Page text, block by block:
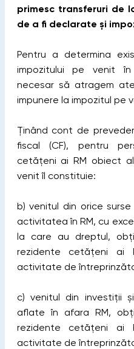
primesc transferuri de
de a fi declarate și
Pentru a determina
impozitului pe venit
necesar să atragem
impunere la impozitul pe
Ținând cont de
fiscal (CF), pentru
cetăţeni ai RM obiect
venit îl constituie:
b) venitul din orice
activitatea în RM, cu
la care au dreptul,
rezidente cetăţeni ai
activitate de
c) venitul din investiţii
aflate în afara RM,
rezidente cetăţeni ai
activitate de